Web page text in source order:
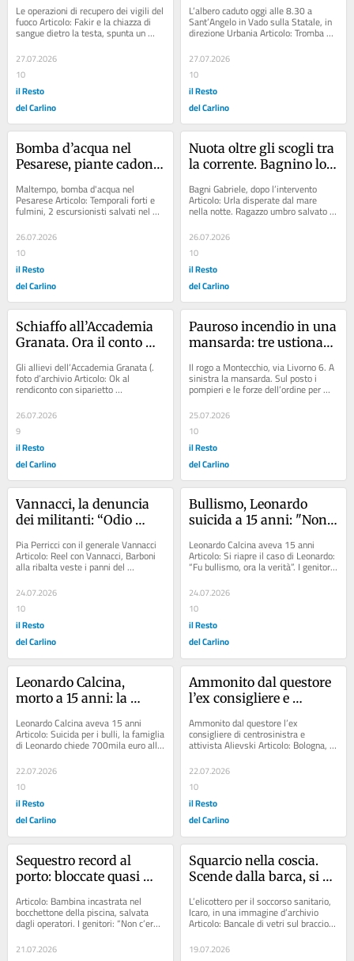
ritrovato dai vigili del
fuoco: era disidratato e
Le operazioni di recupero dei vigili del
fuoco Articolo: Fakir e la chiazza di
sangue dietro la testa, spunta un
nuovo fotogramma della body cam:...
27.07.2026
10
il Resto
del Carlino
alberi su due auto in
corsa
L’albero caduto oggi alle 8.30 a
Sant’Angelo in Vado sulla Statale, in
direzione Urbania Articolo: Tromba
27.07.2026
10
il Resto
del Carlino
Bomba d’acqua nel
Pesarese, piante cadono
sfiorata la tragedia
Maltempo, bomba d'acqua nel
Pesarese Articolo: Temporali forti e
fulmini, 2 escursionisti salvati nel
Reno e sottopassi allagati: diretta...
26.07.2026
10
il Resto
del Carlino
Nuota oltre gli scogli tra
la corrente. Bagnino lo
Bagni Gabriele, dopo l’intervento
Articolo: Urla disperate dal mare
nella notte. Ragazzo umbro salvato
dopo ore Articolo: Michele Strazzella,
va a...
26.07.2026
10
il Resto
del Carlino
Schiaffo all’Accademia
Granata. Ora il conto
Gli allievi dell’Accademia Granata (.
foto d’archivio Articolo: Ok al
rendiconto con siparietto
internazionale Articolo: Accademia, il
giuramento:...
26.07.2026
9
il Resto
del Carlino
Pauroso incendio in una
mansarda: tre ustionati,
Il rogo a Montecchio, via Livorno 6. A
sinistra la mansarda. Sul posto i
pompieri e le forze dell’ordine per
svolgere le indagini Articolo: Due...
25.07.2026
10
il Resto
del Carlino
Vannacci, la denuncia
dei militanti: “Odio
raffica di insulti e invito
al boicottaggio”
Pia Perricci con il generale Vannacci
Articolo: Reel con Vannacci, Barboni
alla ribalta veste i panni del
gladiatore Articolo: Procura al lavoro
sul...
24.07.2026
10
il Resto
del Carlino
Bullismo, Leonardo
suicida a 15 anni: "Non
Ma la verità da due
anni"
Leonardo Calcina aveva 15 anni
Articolo: Si riapre il caso di Leonardo:
“Fu bullismo, ora la verità”. I genitori:
“A scuola con le cuffie per...
24.07.2026
10
il Resto
del Carlino
Leonardo Calcina,
morto a 15 anni: la
indagati per atti
persecutori e istigazione
della famiglia: “Chi sa,
parli”
Leonardo Calcina aveva 15 anni
Articolo: Suicida per i bulli, la famiglia
di Leonardo chiede 700mila euro allo
Leonardo....
22.07.2026
10
il Resto
del Carlino
Ammonito dal questore
l’ex consigliere e
da “codice rosso”
Ammonito dal questore l’ex
consigliere di centrosinistra e
attivista Alievski Articolo: Bologna,
Meloni: “Verità per la morte di Fakir,
ma...
22.07.2026
10
il Resto
del Carlino
Sequestro record al
porto: bloccate quasi
vongole a rischio
Articolo: Bambina incastrata nel
bocchettone della piscina, salvata
dagli operatori. I genitori: “Non c’era
la retina, hanno dovuto spegnere...
21.07.2026
Squarcio nella coscia.
Scende dalla barca, si
L’elicottero per il soccorso sanitario,
Icaro, in una immagine d’archivio
Articolo: Bancale di vetri sul braccio:
19.07.2026